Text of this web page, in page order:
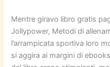
Mentre giravo libro gratis
Jollypower, Metodi di
l’arrampicata sportiva loro
si aggira ai margini di